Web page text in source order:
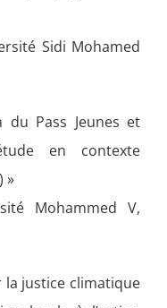
Sidi Mohamed
du Pass Jeunes et
en contexte
»
Mohammed V,
la justice climatique